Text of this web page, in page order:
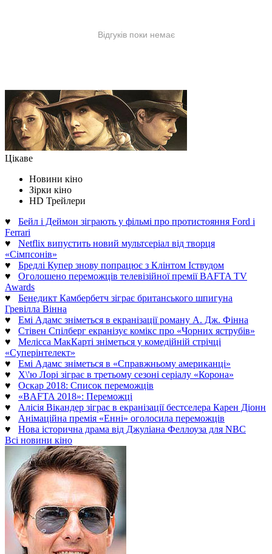
Цікаве
Новини кіно
Зірки кіно
HD Трейлери
♥ Бейл і Деймон зіграють у фільмі про протистояння Ford і
Ferrari
♥ Netflix випустить новий мультсеріал від творця
«Сімпсонів»
♥ Бредлі Купер знову попрацює з Клінтом Іствудом
♥ Оголошено переможців телевізійної премії BAFTA TV
Awards
♥ Бенедикт Камбербетч зіграє британського шпигуна
Гревілла Вінна
♥ Емі Адамс зніметься в екранізації роману А. Дж. Фінна
♥ Стівен Спілберг екранізує комікс про «Чорних яструбів»
♥ Мелісса МакКарті зніметься у комедійній стрічці
«Суперінтелект»
♥ Емі Адамс зніметься в «Справжньому американці»
♥ Х\'ю Лорі зіграє в третьому сезоні серіалу «Корона»
♥ Оскар 2018: Список переможців
♥ «BAFTA 2018»: Переможці
♥ Алісія Вікандер зіграє в екранізації бестселера Карен Діонн
♥ Анімаційна премія «Енні» оголосила переможців
♥ Нова історична драма від Джуліана Феллоуза для NBC
Всі новини кіно